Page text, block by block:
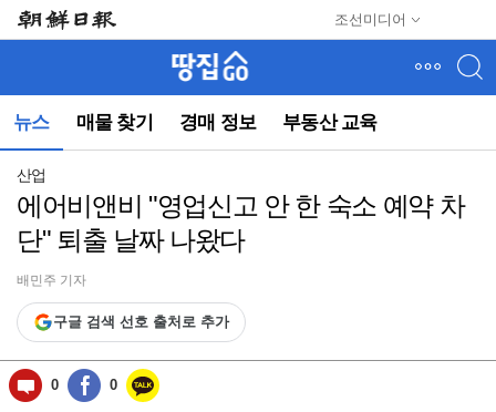
조선미디어
뉴스 매물 찾기 경매 정보 부동산 교육
뉴
(컨
동)
산업
에어비앤비 "영업신고 안 한 숙소 예약 차
단" 퇴출 날짜 나왔다
배민주 기자
구글 검색 선호 출처로 추가
0 0